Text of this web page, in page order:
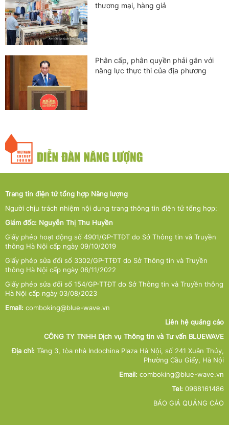
thương mại, hàng giả
Phân cấp, phân quyền phải gắn với
năng lực thực thi của địa phương
Trang tin điện tử tổng hợp Năng lượng
Người chịu trách nhiệm nội dung trang thông tin điện tử tổng hợp:
Giám đốc: Nguyễn Thị Thu Huyền
Giấy phép hoạt động số 4901/GP-TTĐT do Sở Thông tin và Truyền
thông Hà Nội cấp ngày 09/10/2019
Giấy phép sửa đổi số 3302/GP-TTĐT do Sở Thông tin và Truyền
thông Hà Nội cấp ngày 08/11/2022
Giấy phép sửa đổi số 154/GP-TTĐT do Sở Thông tin và Truyền thông
Hà Nội cấp ngày 03/08/2023
Email: comboking@blue-wave.vn
Liên hệ quảng cáo
CÔNG TY TNHH Dịch vụ Thông tin và Tư vấn BLUEWAVE
Địa chỉ: Tầng 3, tòa nhà Indochina Plaza Hà Nội, số 241 Xuân Thủy,
Phường Cầu Giấy, Hà Nội
Email: comboking@blue-wave.vn
Tel: 0968161486
BÁO GIÁ QUẢNG CÁO